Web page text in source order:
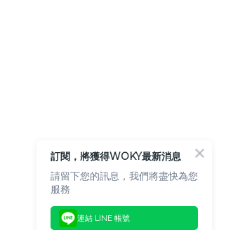
訂閱，將獲得WOKY最新消息
請留下您的訊息，我們將盡快為您
服務
連結 LINE 帳號